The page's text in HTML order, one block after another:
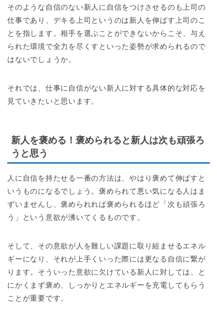
そのような自信のない新人に自信をつけさせるのも上司の
仕事であり、デキる上司というのは新人を伸ばす上司のこ
とを指します。相手を選ぶことができないからこそ、与え
られた環境で全力を尽くすといった姿勢が求められるので
はないでしょうか。
それでは、仕事に自信がない新人に対する具体的な対応を
見ていきたいと思います。
新人を褒める！褒められると新人は次も頑張ろ
うと思う
人に自信を持たせる一番の方法は、やはり褒めて伸ばすと
いうものになるでしょう。褒められて悪い気になる人はま
ずいませんし、褒められれば褒められるほど「次も頑張ろ
う」という意欲が沸いてくるものです。
そして、その意欲が人を難しい課題に取り組ませるエネル
ギーになり、それが上手くいった際には更なる自信に繋が
ります。そういった意欲に欠けている新人に対しては、と
にかくまず褒め、しっかりとエネルギーを充電してもらう
ことが重要です。